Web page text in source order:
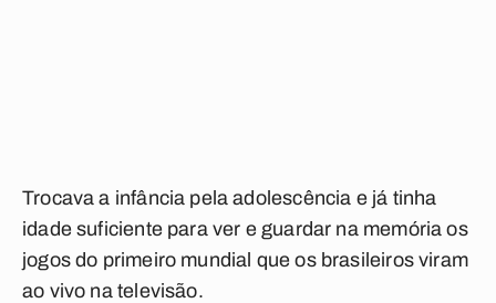
Trocava a infância pela adolescência e já tinha
idade suficiente para ver e guardar na memória os
jogos do primeiro mundial que os brasileiros viram
ao vivo na televisão.